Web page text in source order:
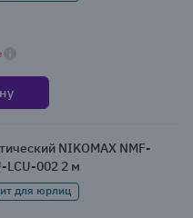
NIKOMAX NMF-
LCU-002 2 м
для юрлиц